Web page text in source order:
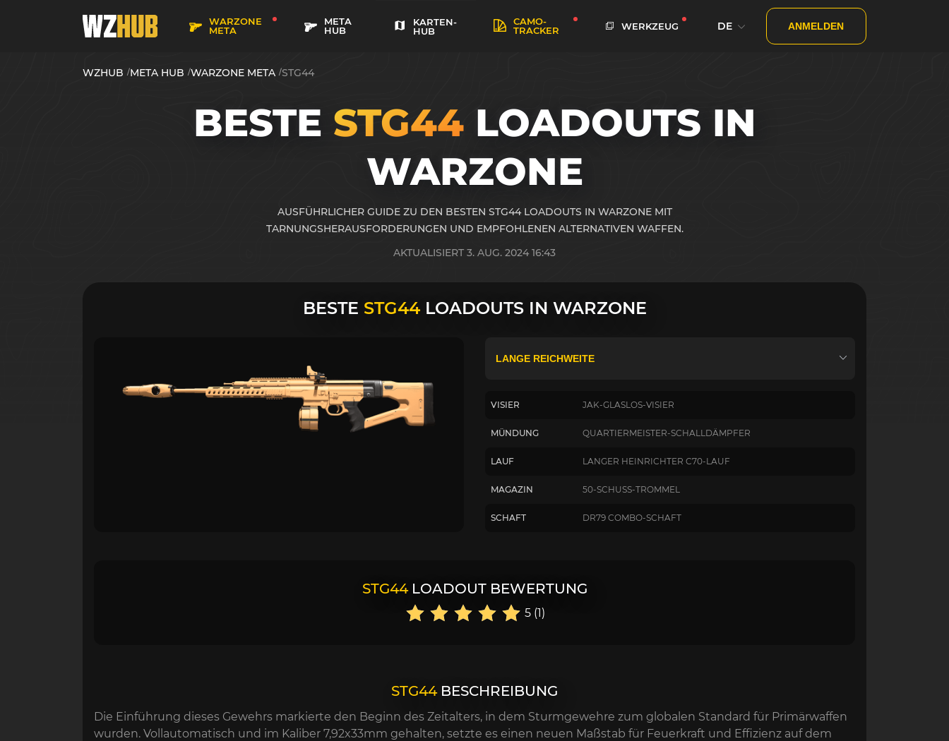
WARZONE
META
META
HUB
KARTEN-
HUB
CAMO-
TRACKER
WERKZEUG DE ANMELDEN
WZHUB META HUB WARZONE META STG44
BESTE STG44LOADOUTS IN
WARZONE
AUSFÜHRLICHER GUIDE ZU DEN BESTEN STG44 LOADOUTS IN WARZONE MIT
TARNUNGSHERAUSFORDERUNGEN UND EMPFOHLENEN ALTERNATIVEN WAFFEN.
AKTUALISIERT 3. AUG. 2024 16:43
BESTE STG44LOADOUTS IN WARZONE
VISIER JAK-GLASLOS-VISIER
MÜNDUNG QUARTIERMEISTER-SCHALLDÄMPFER
LAUF LANGER HEINRICHTER C70-LAUF
MAGAZIN 50-SCHUSS-TROMMEL
SCHAFT DR79 COMBO-SCHAFT
STG44LOADOUT BEWERTUNG
5 (1)
STG44BESCHREIBUNG
Die Einführung dieses Gewehrs markierte den Beginn des Zeitalters, in dem Sturmgewehre zum globalen Standard für Primärwaffen
wurden. Vollautomatisch und im Kaliber 7,92x33mm gehalten, setzte es einen neuen Maßstab für Feuerkraft und Effizienz auf dem